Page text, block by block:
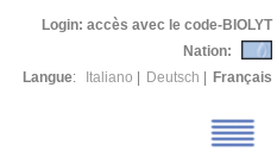
Login: accès avec le code-BIOLYT
Nation:
Langue: Italiano Deutsch Français